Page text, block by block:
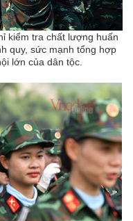
kiểm tra chất lượng huấn
quy, sức mạnh tổng hợp
lớn của dân tộc.